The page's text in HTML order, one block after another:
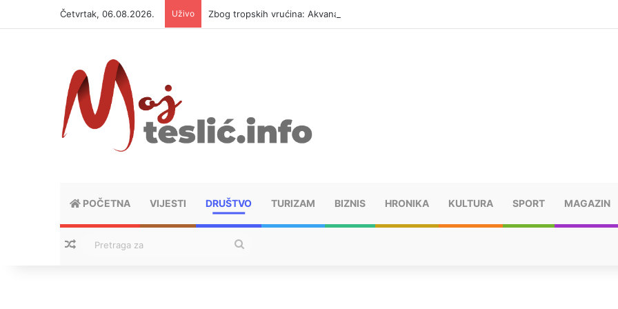
Četvrtak, 06.08.2026. Uživo Zbog tropskih vrućina: Akvana i gradska kupališta besplatni tri dana
POČETNA VIJESTI DRUŠTVO TURIZAM BIZNIS HRONIKA KULTURA SPORT MAGAZIN
Nasumični tekstovi